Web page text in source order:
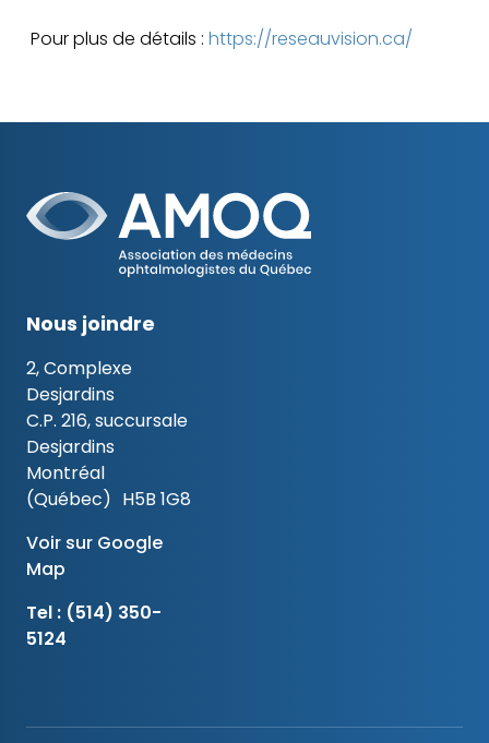
Pour plus de détails : https://reseauvision.ca/
Nous joindre
2, Complexe
Desjardins
C.P. 216, succursale
Desjardins
Montréal
(Québec) H5B 1G8
Voir sur Google
Map
Tel : (514) 350-
5124